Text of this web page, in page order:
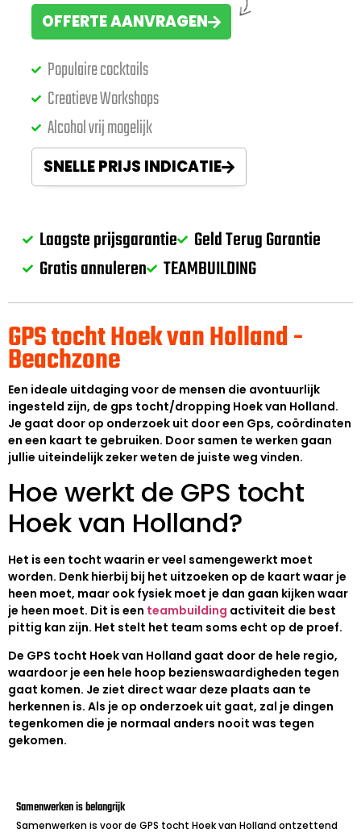
OFFERTE AANVRAGEN
Populaire cocktails
Creatieve Workshops
Alcohol vrij mogelijk
SNELLE PRIJS INDICATIE
Laagste prijsgarantie
Geld Terug Garantie
Gratis annuleren TEAMBUILDING
GPS tocht Hoek van Holland -
Beachzone
Een ideale uitdaging voor de mensen die avontuurlijk
ingesteld zijn, de gps tocht/dropping Hoek van Holland.
Je gaat door op onderzoek uit door een Gps, coördinaten
en een kaart te gebruiken. Door samen te werken gaan
jullie uiteindelijk zeker weten de juiste weg vinden.
Hoe werkt de GPS tocht
Hoek van Holland?
Het is een tocht waarin er veel samengewerkt moet
worden. Denk hierbij bij het uitzoeken op de kaart waar je
heen moet, maar ook fysiek moet je dan gaan kijken waar
je heen moet. Dit is een teambuilding activiteit die best
pittig kan zijn. Het stelt het team soms echt op de proef.
De GPS tocht Hoek van Holland gaat door de hele regio,
waardoor je een hele hoop bezienswaardigheden tegen
gaat komen. Je ziet direct waar deze plaats aan te
herkennen is. Als je op onderzoek uit gaat, zal je dingen
tegenkomen die je normaal anders nooit was tegen
gekomen.
Samenwerken is belangrijk
Samenwerken is voor de GPS tocht Hoek van Holland ontzettend